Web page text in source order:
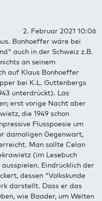
2. Februar 2021 10:06
Bonhoeffer wäre bei
auch in der Schweiz z.B.
an seinem
auf Klaus Bonhoeffer
bei K.L. Guttenbergs
unterdrückt). Las
erst vorige Nacht aber
die 1949 schon
Flusspoesie um
damaligen Gegenwart,
Man sollte Celan
(im Lesebuch
Eindrücklich der
dessen "Volkskunde
darstellt. Dass er das
wie Baader, um Welten